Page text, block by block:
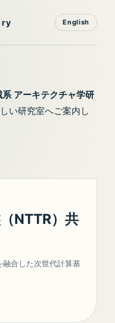
English
アーキテクチャ学研
い研究室へご案内し
NTTR）共
合した次世代計算基